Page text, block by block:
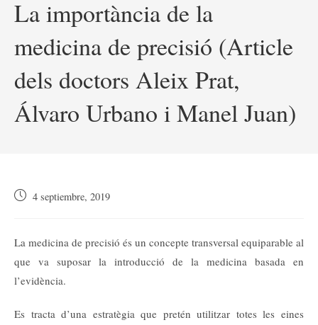
La importància de la
medicina de precisió (Article
dels doctors Aleix Prat,
Álvaro Urbano i Manel Juan)
Publicación
entrada:
4 septiembre, 2019
La medicina de precisió és un concepte transversal equiparable al
que va suposar la introducció de la medicina basada en
l’evidència.
Es tracta d’una estratègia que pretén utilitzar totes les eines